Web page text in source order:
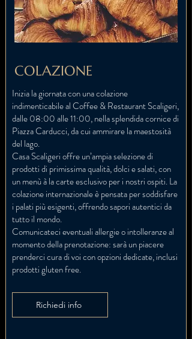
COLAZIONE
Inizia la giornata con una colazione
indimenticabile al Coffee & Restaurant Scaligeri,
dalle 08:00 alle 11:00, nella splendida cornice di
Piazza Carducci, da cui ammirare la maestosità
del lago.
Casa Scaligeri offre un’ampia selezione di
prodotti di primissima qualità, dolci e salati, con
un menù à la carte esclusivo per i nostri ospiti. La
colazione internazionale è pensata per soddisfare
i palati più esigenti, offrendo sapori autentici da
tutto il mondo.
Comunicateci eventuali allergie o intolleranze al
momento della prenotazione: sarà un piacere
prenderci cura di voi con opzioni dedicate, inclusi
prodotti gluten free.
Richiedi info